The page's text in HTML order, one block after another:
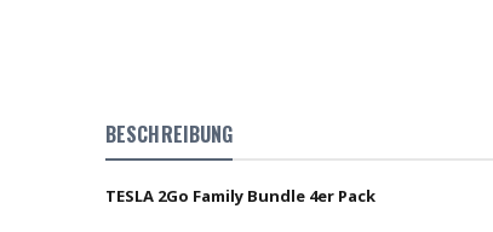
BESCHREIBUNG
TESLA 2Go Family Bundle 4er Pack